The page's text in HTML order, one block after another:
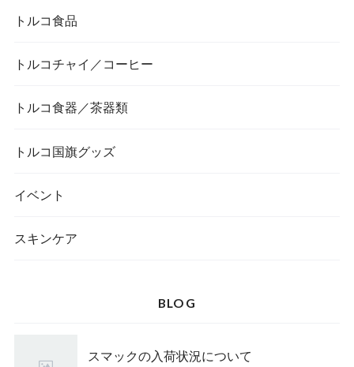
トルコ食品
トルコチャイ／コーヒー
トルコ食器／茶器類
トルコ国旗グッズ
イベント
スキンケア
BLOG
スマックの入荷状況について